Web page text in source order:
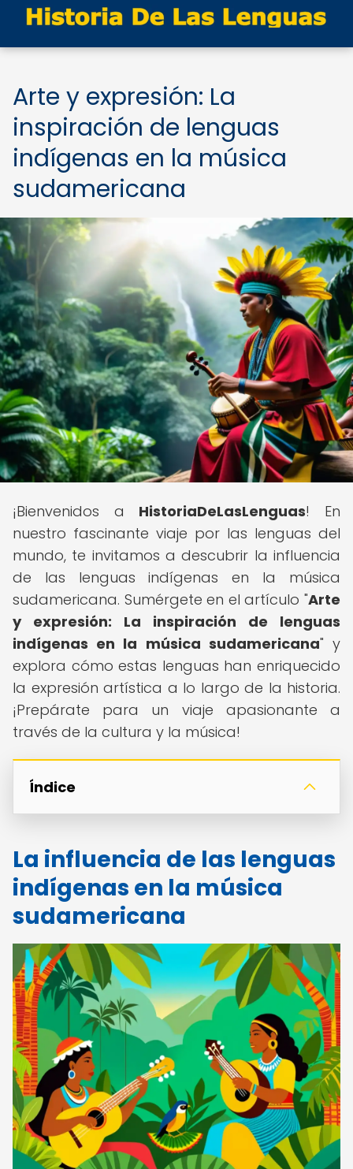
Arte y expresión: La
inspiración de lenguas
indígenas en la música
sudamericana
¡Bienvenidos a HistoriaDeLasLenguas! En
nuestro fascinante viaje por las lenguas del
mundo, te invitamos a descubrir la influencia
de las lenguas indígenas en la música
sudamericana. Sumérgete en el artículo "Arte
y expresión: La inspiración de lenguas
indígenas en la música sudamericana" y
explora cómo estas lenguas han enriquecido
la expresión artística a lo largo de la historia.
¡Prepárate para un viaje apasionante a
través de la cultura y la música!
Índice
La influencia de las lenguas
indígenas en la música
sudamericana